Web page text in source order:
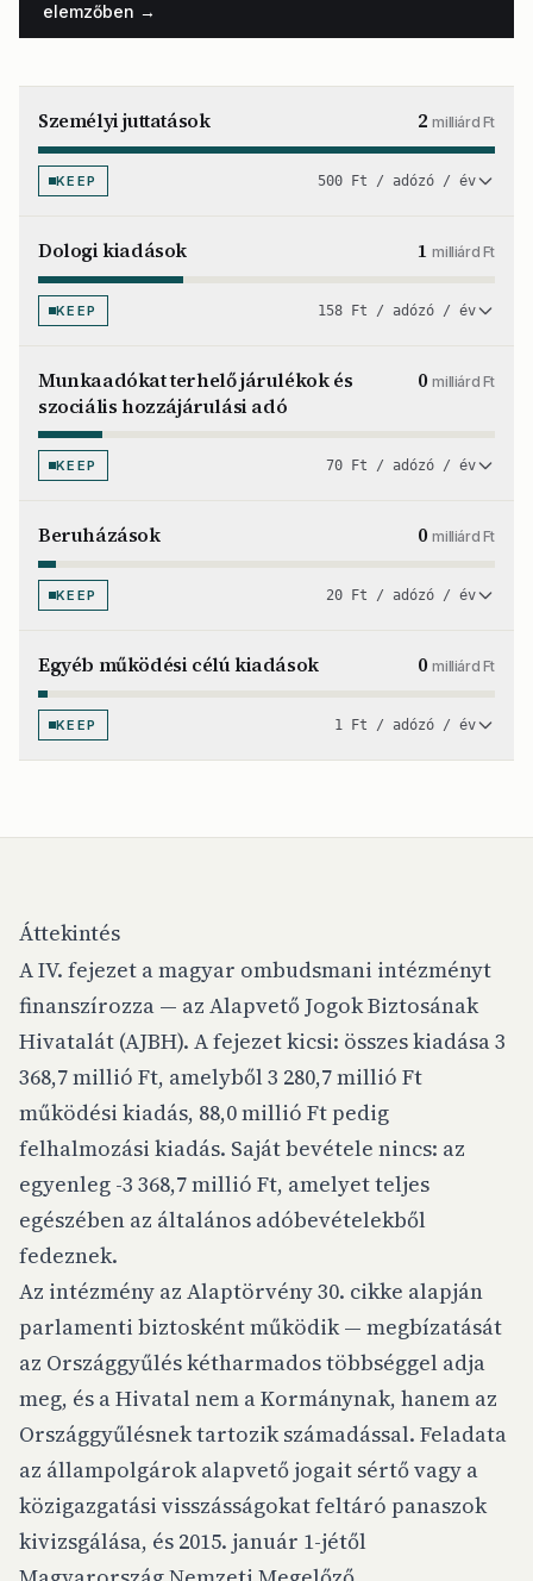
elemzőben →
Személyi juttatások 2milliárd Ft
KEEP 500 Ft / adózó / év
Dologi kiadások 1milliárd Ft
KEEP 158 Ft / adózó / év
Munkaadókat terhelő járulékok és
szociális hozzájárulási adó
0milliárd Ft
KEEP 70 Ft / adózó / év
Beruházások 0milliárd Ft
KEEP 20 Ft / adózó / év
Egyéb működési célú kiadások 0milliárd Ft
KEEP 1 Ft / adózó / év
Áttekintés
A IV. fejezet a magyar ombudsmani intézményt
finanszírozza — az Alapvető Jogok Biztosának
Hivatalát (AJBH). A fejezet kicsi: összes kiadása 3
368,7 millió Ft, amelyből 3 280,7 millió Ft
működési kiadás, 88,0 millió Ft pedig
felhalmozási kiadás. Saját bevétele nincs: az
egyenleg -3 368,7 millió Ft, amelyet teljes
egészében az általános adóbevételekből
fedeznek.
Az intézmény az Alaptörvény 30. cikke alapján
parlamenti biztosként működik — megbízatását
az Országgyűlés kétharmados többséggel adja
meg, és a Hivatal nem a Kormánynak, hanem az
Országgyűlésnek tartozik számadással. Feladata
az állampolgárok alapvető jogait sértő vagy a
közigazgatási visszásságokat feltáró panaszok
kivizsgálása, és 2015. január 1-jétől